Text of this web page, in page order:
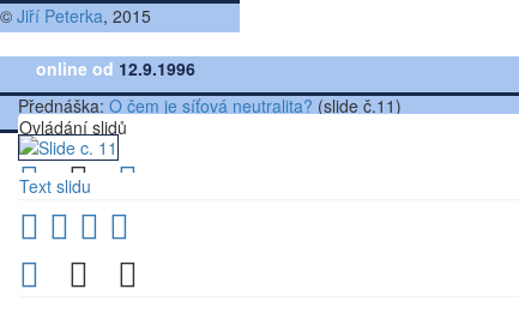
© Jiří Peterka, 2015
online od 12.9.1996
Ovládání slidů
Přednáška: O čem je síťová neutralita? (slide č.11)
Text slidu